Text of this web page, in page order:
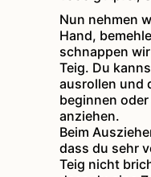
Nun nehmen
Hand,
schnappen
Teig. Du
ausrollen und
beginnen
anziehen.
Beim
dass du sehr
Teig nicht